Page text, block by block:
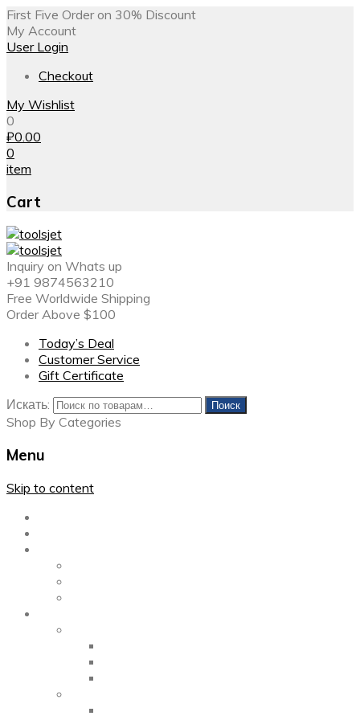
First Five Order on 30% Discount
My Account
User Login
Checkout
My Wishlist
0
₽0.00
0
item
Cart
Inquiry on Whats up
+91 9874563210
Free Worldwide Shipping
Order Above $100
Today’s Deal
Customer Service
Gift Certificate
Искать:
Поиск
Shop By Categories
Menu
Skip to content